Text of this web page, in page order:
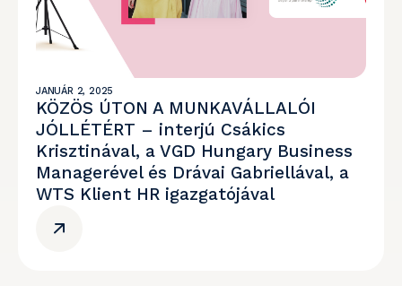
JANUÁR 2, 2025
KÖZÖS ÚTON A MUNKAVÁLLALÓI
JÓLLÉTÉRT – interjú Csákics
Krisztinával, a VGD Hungary Business
Managerével és Drávai Gabriellával, a
WTS Klient HR igazgatójával